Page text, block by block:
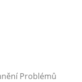
Problémů